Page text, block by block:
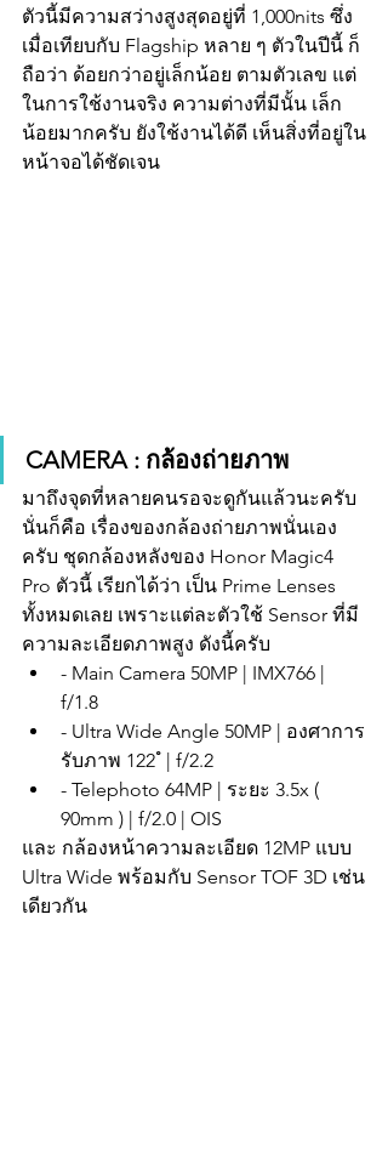
ตัวนี้มีความสว่างสูงสุดอยู่ที่ 1,000nits ซึ่ง
เมื่อเทียบกับ Flagship หลาย ๆ ตัวในปีนี้ ก็
ถือว่า ด้อยกว่าอยู่เล็กน้อย ตามตัวเลข แต่
ในการใช้งานจริง ความต่างที่มีนั้น เล็ก
น้อยมากครับ ยังใช้งานได้ดี เห็นสิ่งที่อยู่ใน
หน้าจอได้ชัดเจน
CAMERA : กล้องถ่ายภาพ
มาถึงจุดที่หลายคนรอจะดูกันแล้วนะครับ
นั่นก็คือ เรื่องของกล้องถ่ายภาพนั่นเอง
ครับ ชุดกล้องหลังของ Honor Magic4
Pro ตัวนี้ เรียกได้ว่า เป็น Prime Lenses
ทั้งหมดเลย เพราะแต่ละตัวใช้ Sensor ที่มี
ความละเอียดภาพสูง ดังนี้ครับ
- Main Camera 50MP | IMX766 |
f/1.8
- Ultra Wide Angle 50MP | องศาการ
รับภาพ 122 ํ | f/2.2
- Telephoto 64MP | ระยะ 3.5x (
90mm ) | f/2.0 | OIS
และ กล้องหน้าความละเอียด 12MP แบบ
Ultra Wide พร้อมกับ Sensor TOF 3D เช่น
เดียวกัน